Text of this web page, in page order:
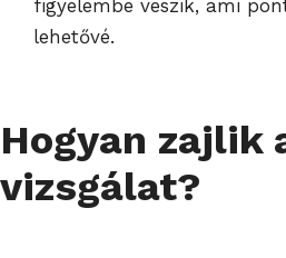
figyelembe veszik, ami
lehetővé.
Hogyan zajlik
vizsgálat?